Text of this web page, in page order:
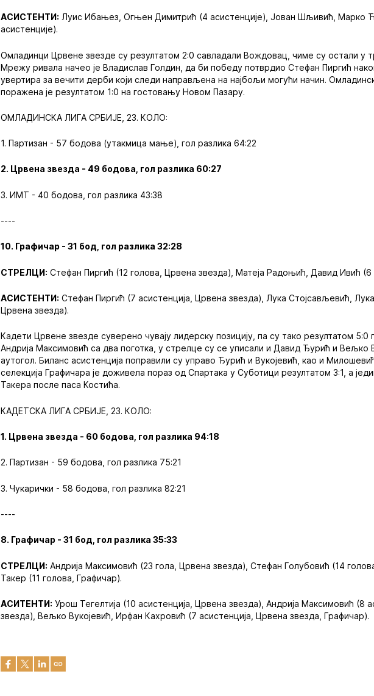
АСИСТЕНТИ: Луис Ибањез, Огњен Димитрић (4 асистенције), Јован Шљивић, Марко
асистенције).
Омладинци Црвене звезде су резултатом 2:0 савладали Вождовац, чиме су остали у
Мрежу ривала начео је Владислав Голдин, да би победу потврдио Стефан Пиргић
увертира за вечити дерби који следи направљена на најбољи могући начин.
поражена је резултатом 1:0 на гостовању Новом Пазару.
ОМЛАДИНСКА ЛИГА СРБИЈЕ, 23. КОЛО:
1. Партизан - 57 бодова (утакмица мање), гол разлика 64:22
2. Црвена звезда - 49 бодова, гол разлика 60:27
3. ИМТ - 40 бодова, гол разлика 43:38
----
10. Графичар - 31 бод, гол разлика 32:28
СТРЕЛЦИ: Стефан Пиргић (12 голова, Црвена звезда), Матеја Радоњић, Давид Ивић (6
АСИСТЕНТИ: Стефан Пиргић (7 асистенција, Црвена звезда), Лука Стојсављевић,
Црвена звезда).
Кадети Црвене звезде суверено чувају лидерску позицију, па су тако резултатом 5:0
Андрија Максимовић са два поготка, у стрелце су се уписали и Давид Ђурић и Вељко
аутогол. Биланс асистенција поправили су управо Ђурић и Вукојевић, као и
селекција Графичара је доживела пораз од Спартака у Суботици резултатом 3:1, а
Такера после паса Костића.
КАДЕТСКА ЛИГА СРБИЈЕ, 23. КОЛО:
1. Црвена звезда - 60 бодова, гол разлика 94:18
2. Партизан - 59 бодова, гол разлика 75:21
3. Чукарички - 58 бодова, гол разлика 82:21
----
8. Графичар - 31 бод, гол разлика 35:33
СТРЕЛЦИ: Андрија Максимовић (23 гола, Црвена звезда), Стефан Голубовић (14
Такер (11 голова, Графичар).
АСИТЕНТИ: Урош Тегелтија (10 асистенција, Црвена звезда), Андрија Максимовић (8
звезда), Вељко Вукојевић, Ирфан Кахровић (7 асистенција, Црвена звезда, Графичар).